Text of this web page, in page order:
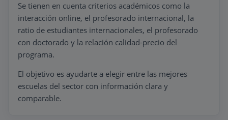
Se tienen en cuenta criterios académicos como la
interacción online, el profesorado internacional, la
ratio de estudiantes internacionales, el profesorado
con doctorado y la relación calidad-precio del
programa.
El objetivo es ayudarte a elegir entre las mejores
escuelas del sector con información clara y
comparable.